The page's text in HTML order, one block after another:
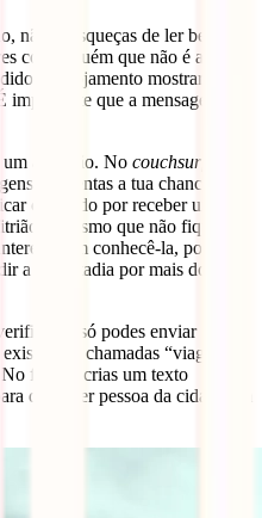
não te esqueças de ler bem o
com alguém que não é a tua
de alojamento mostrares que
importante que a mensagem
um anfitrião. No couchsurfing
aumentas a tua chance. No
chateado por receber um
Mesmo que não fiques
em conhecê-la, podes
a tua estadia por mais do que
só podes enviar 10
as chamadas “viagens
No fundo, crias um texto
qualquer pessoa da cidade em